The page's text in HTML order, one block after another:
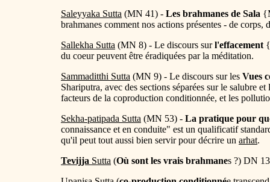
Saleyyaka Sutta (MN 41) - Les brahmanes de Sala
brahmanes comment nos actions présentes - de
Sallekha Sutta (MN 8) - Le discours surl'effacement
du coeur peuvent être éradiquées par la méditation.
Sammaditthi Sutta (MN 9) - Le discours sur les Vues
Shariputra, avec des sections séparées sur le salubre
facteurs de la coproduction conditionnée, et les
Sekha-patipada Sutta (MN 53) - La pratique pour
connaissance et en conduite" est un qualificatif
qu'il peut tout aussi bien servir pour décrire un arhat.
Tevijja Sutta (Où sont les vrais brahmanes ?) DN 13